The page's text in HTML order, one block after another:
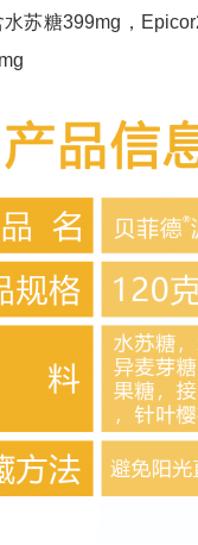
糖399mg，